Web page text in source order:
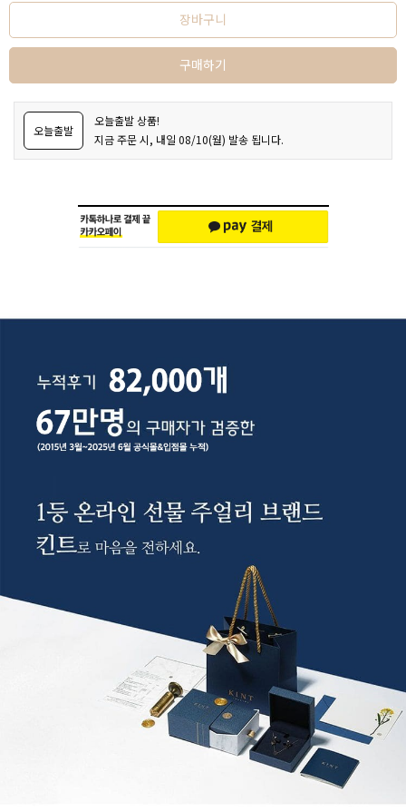
장바구니
구매하기
오늘출발
오늘출발 상품!
지금 주문 시, 내일 08/10(월) 발송 됩니다.